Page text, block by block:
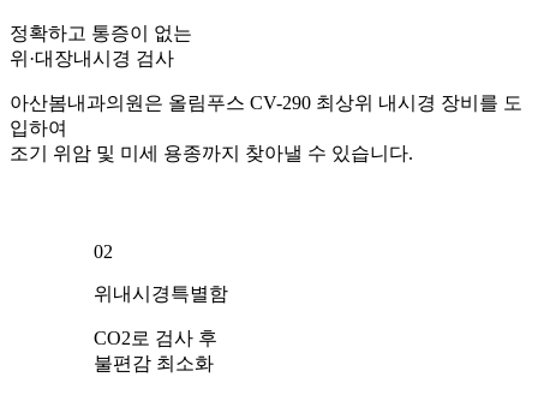
정확하고 통증이 없는
위·대장내시경 검사
아산봄내과의원은 올림푸스 CV-290 최상위 내시경 장비를 도
입하여
조기 위암 및 미세 용종까지 찾아낼 수 있습니다.
02
위내시경특별함
CO2로 검사 후
불편감 최소화